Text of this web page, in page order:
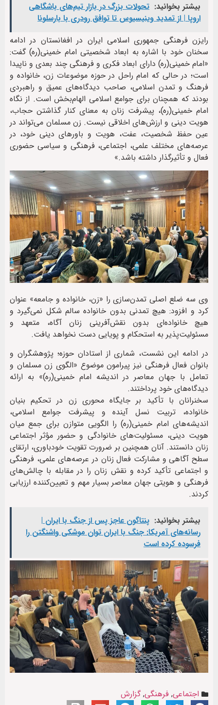
بیشتر بخوانید: تحولات بزرگ در بازار تیم‌های باشگاهی
اروپا | از تمدید وینیسیوس تا توافق رودری با بارسلونا
رایزن فرهنگی جمهوری اسلامی ایران در افغانستان در ادامه
سخنان خود با اشاره به ابعاد شخصیتی امام خمینی(ره) گفت:
«امام خمینی(ره) دارای ابعاد فکری و فرهنگی چند بعدی و ناپیدا
است؛ در حالی که امام راحل در حوزه موضوعات زن، خانواده و
فرهنگ و تمدن‌ اسلامی، صاحب دیدگاه‌های عمیق و راهبردی
بودند که همچنان برای جوامع اسلامی الهام‌بخش است. از نگاه
امام خمینی(ره)، پیشرفت زنان به معنای کنار گذاشتن حجاب،
هویت دینی و ارزش‌های اخلاقی نیست. زن مسلمان می‌تواند در
عین حفظ شخصیت، عفت، هویت و باورهای دینی خود، در
عرصه‌های مختلف علمی، اجتماعی، فرهنگی و سیاسی حضوری
فعال و تأثیرگذار داشته باشد.»
وی سه ضلع اصلی تمدن‌سازی را «زن، خانواده و جامعه» عنوان
کرد و افزود: هیچ تمدنی بدون خانواده سالم شکل نمی‌گیرد و
هیچ خانواده‌ای بدون نقش‌آفرینی زنان آگاه، متعهد و
مسئولیت‌پذیر به استحکام و پویایی دست نخواهد یافت.
در ادامه این نشست، شماری از استادان حوزه؛ پژوهشگران و
بانوان فعال فرهنگی نیز پیرامون موضوع «الگوی زن مسلمان و
تعامل با جهان معاصر در اندیشه امام خمینی(ره)» به ارائه
دیدگاه‌های خود پرداختند.
سخنرانان با تأکید بر جایگاه محوری زن در تحکیم بنیان
خانواده، تربیت نسل آینده و پیشرفت جوامع اسلامی،
اندیشه‌های امام خمینی(ره) را الگویی متوازن برای جمع میان
هویت دینی، مسئولیت‌های خانوادگی و حضور مؤثر اجتماعی
زنان دانستند. آنان همچنین بر ضرورت تقویت خودباوری، ارتقای
سطح آگاهی و مشارکت فعال زنان در عرصه‌های علمی، فرهنگی
و اجتماعی تأکید کرده و نقش زنان را در مقابله با چالش‌های
فرهنگی و هویتی جهان معاصر بسیار مهم و تعیین‌کننده ارزیابی
کردند.
بیشتر بخوانید: پنتاگون عاجز پس از جنگ با ایران |
رسانه‌های آمریکا: جنگ با ایران توان موشکی واشنگتن را
فرسوده کرده است
اجتماعی, فرهنگی,گزارش